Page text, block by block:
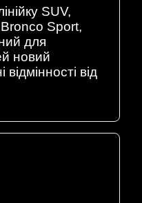
SUV,
Sport,
для
новий
від